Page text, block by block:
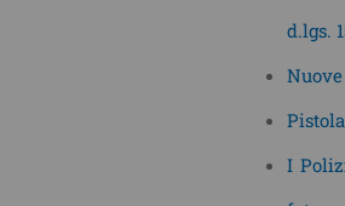
d.lgs.
I